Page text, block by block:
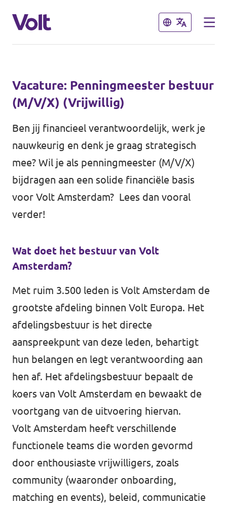
Sluiten
Nederlands
Volt afdelingen dichtbij
Volt Nederland
Volt Noord-Holland
Sluiten
Standpunten
Over Volt
Mensen
Nieuws
Agenda
Verkiezingsprogramma
Word lid
Wat we doen
Merch store
Doe mee
Vacatures
Vacature: Penningmeester bestuur
(M/V/X) (Vrijwillig)
Ben jij financieel verantwoordelijk, werk je
nauwkeurig en denk je graag strategisch
mee? Wil je als penningmeester (M/V/X)
bijdragen aan een solide financiële basis
voor Volt Amsterdam? Lees dan vooral
verder!
Wat doet het bestuur van Volt
Amsterdam?
Met ruim 3.500 leden is Volt Amsterdam de
grootste afdeling binnen Volt Europa. Het
afdelingsbestuur is het directe
aanspreekpunt van deze leden, behartigt
hun belangen en legt verantwoording aan
hen af. Het afdelingsbestuur bepaalt de
koers van Volt Amsterdam en bewaakt de
voortgang van de uitvoering hiervan.
Volt Amsterdam heeft verschillende
functionele teams die worden gevormd
door enthousiaste vrijwilligers, zoals
community (waaronder onboarding,
matching en events), beleid, communicatie